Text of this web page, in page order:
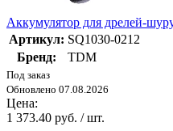
Аккумулятор для дрелей-
Артикул: SQ1030-0212
Бренд:
TDM
Под заказ
Обновлено 07.08.2026
Цена:
1 373.40 руб. / шт.